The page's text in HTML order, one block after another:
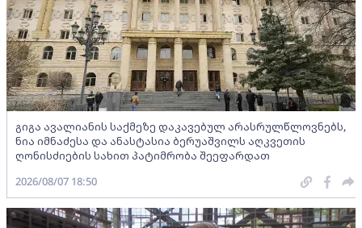
გიგა ავალიანის საქმეზე დაკავებულ არასრულწლოვნებს,
ნია იმნაძესა და ანასტასია ბერუაშვილს აღკვეთის
ღონისძიების სახით პატიმრობა შეეფარდათ
2026/08/07 18:50